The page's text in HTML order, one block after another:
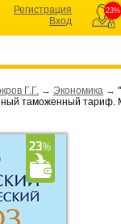
Регистрация
Вход
23%
Г.Г. → Экономика →
таможенный тариф.